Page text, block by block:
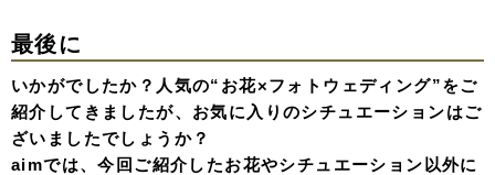
最後に
いかがでしたか？人気の“お花×フォトウェディング”をご
紹介してきましたが、お気に入りのシチュエーションはご
ざいましたでしょうか？
aimでは、今回ご紹介したお花やシチュエーション以外に